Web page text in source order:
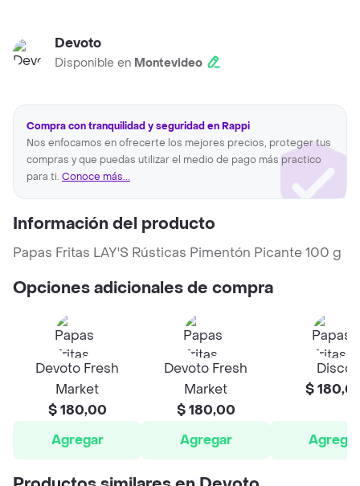
Devoto
Disponible en Montevideo
Compra con tranquilidad y seguridad en Rappi
Nos enfocamos en ofrecerte los mejores precios, proteger tus
compras y que puedas utilizar el medio de pago más practico
para ti. Conoce más...
Información del producto
Papas Fritas LAY'S Rústicas Pimentón Picante 100 g
Opciones adicionales de compra
Devoto Fresh
Market
$ 180,00
Agregar
Devoto Fresh
Market
$ 180,00
Agregar
Disco
$
Agregar